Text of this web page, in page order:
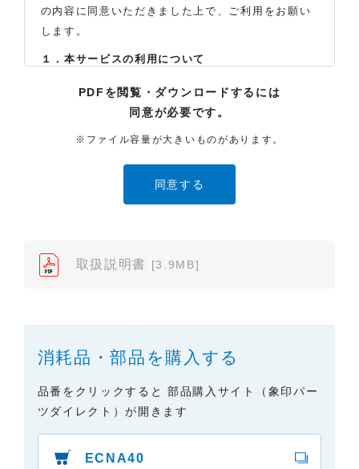
の内容に同意いただきました上で、ご利用をお願い
します。
１．本サービスの利用について
の内容を、非営利目的かつ、個人的にご利用する場
合に限り、閲覧またはダウンロードすることができ
ます。それ以外の目的での閲覧またはダウンロード
たり、また、配布することはできません。
（2）本サイトでは、データ提供が可能な取扱説明書
売店、また弊社「お客様ご相談センター」まで、ご
依頼いただきますようお願いします（※）。ただ
（3）本サイトに掲載されている取扱説明書の対象機
ありますので、あらかじめご了承ください。
ている専用の製品（レンタル品）につきましては、
PDFを閲覧・ダウンロードするには
同意が必要です。
※ファイル容量が大きいものがあります。
取扱説明書 [3.9MB]
消耗品・部品を購入する
品番をクリックすると 部品購入サイト（象印パー
ツダイレクト）が開きます
ECNA40